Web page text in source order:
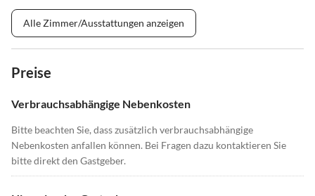
Alle Zimmer/Ausstattungen anzeigen
Preise
Verbrauchsabhängige Nebenkosten
Bitte beachten Sie, dass zusätzlich verbrauchsabhängige
Nebenkosten anfallen können. Bei Fragen dazu kontaktieren Sie
bitte direkt den Gastgeber.